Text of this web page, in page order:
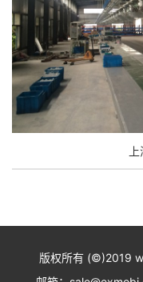
版权所有 (©)2019